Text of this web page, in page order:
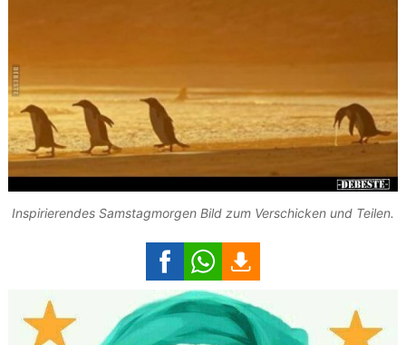
Inspirierendes Samstagmorgen Bild zum Verschicken und Teilen.